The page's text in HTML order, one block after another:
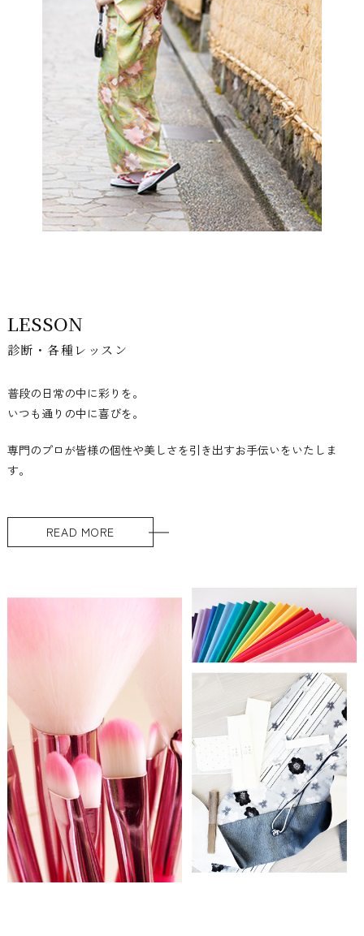
LESSON
診断・各種レッスン
普段の日常の中に彩りを。
いつも通りの中に喜びを。
専門のプロが皆様の個性や美しさを引き出すお手伝いをいたしま
す。
READ MORE